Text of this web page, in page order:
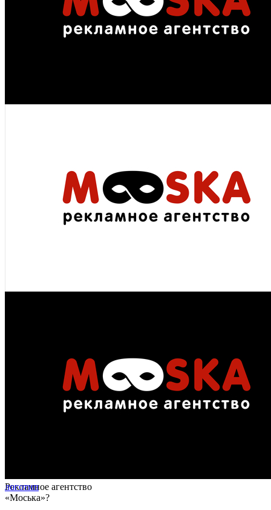
Рекламное агентство
«Моська»?
логотип